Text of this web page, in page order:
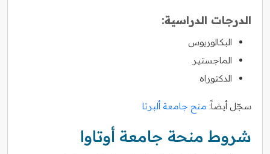
الدرجات الدراسية:
البكالوريوس
الماجستير
الدكتوراه
سجّل أيضاً: منح جامعة ألبرتا
شروط منحة جامعة أوتاوا